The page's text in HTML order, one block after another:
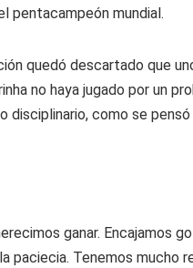
pentacampeón mundial.
quedó descartado que
no haya jugado por un
disciplinario, como se pensó
ganar. Encajamos
paciecia. Tenemos mucho